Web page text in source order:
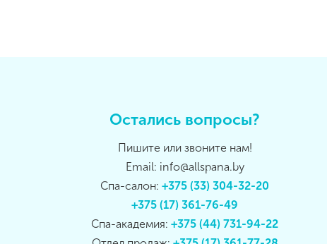
Остались вопросы?
Пишите или звоните нам!
Email: info@allspana.by
Спа-салон:+375 (33) 304-32-20
+375 (17) 361-76-49
Спа-академия:+375 (44) 731-94-22